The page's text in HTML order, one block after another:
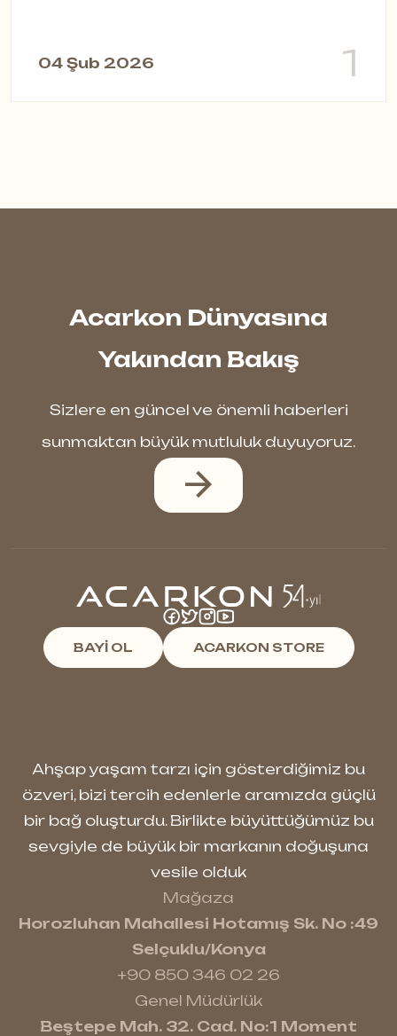
04 Şub 2026 1
Acarkon Dünyasına
Yakından Bakış
Sizlere en güncel ve önemli haberleri
sunmaktan büyük mutluluk duyuyoruz.
BAYİ OL ACARKON STORE
Ahşap yaşam tarzı için gösterdiğimiz bu
özveri, bizi tercih edenlerle aramızda güçlü
bir bağ oluşturdu. Birlikte büyüttüğümüz bu
sevgiyle de büyük bir markanın doğuşuna
vesile olduk
Mağaza
Horozluhan Mahallesi Hotamış Sk. No :49
Selçuklu/Konya
+90 850 346 02 26
Genel Müdürlük
Beştepe Mah. 32. Cad. No:1 Moment